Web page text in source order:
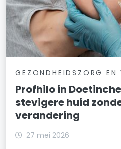
GEZONDHEIDSZORG EN
Profhilo in
stevigere huid
verandering
27 mei 2026